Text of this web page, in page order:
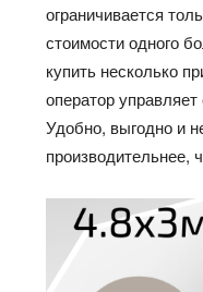
ограничивается
стоимости одного
купить несколько
оператор
Удобно, выгодно и
производительнее,